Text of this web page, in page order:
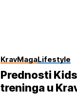
KravMagaLifestyle
Prednosti
treninga u